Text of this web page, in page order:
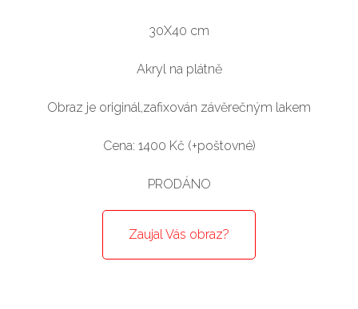
30X40 cm
Akryl na plátně
Obraz je originál,zafixován závěrečným lakem
Cena: 1400 Kč (+poštovné)
PRODÁNO
Zaujal Vás obraz?